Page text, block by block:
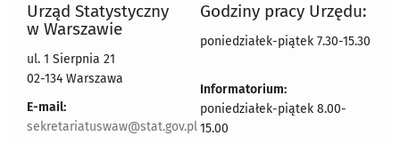
Urząd Statystyczny
w Warszawie
ul. 1 Sierpnia 21
02-134 Warszawa
E-mail:
sekretariatuswaw@stat.gov.pl
Godziny pracy Urzędu:
poniedziałek-piątek 7.30-15.30
Informatorium:
poniedziałek-piątek 8.00-
15.00